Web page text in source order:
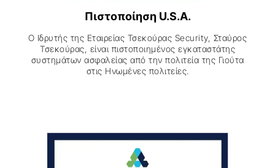
Πιστοποίηση U.S.A.
Ο Ιδρυτής της Εταιρείας Τσεκούρας Security, Σταύρος
Τσεκούρας, είναι πιστοποιηµένος εγκαταστάτης
συστηµάτων ασφαλείας από την πολιτεία της Γιούτα
στις Ηνωµένες πολιτείες.